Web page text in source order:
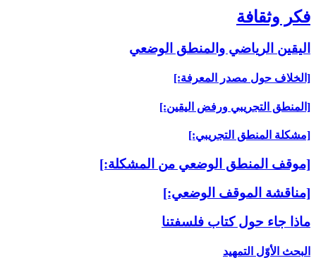
فكر وثقافة
اليقين الرياضي والمنطق الوضعي‏
[الخلاف حول مصدر المعرفة:]
[المنطق التجريبي ورفض اليقين:]
[مشكلة المنطق التجريبي:]
[موقف المنطق الوضعي من المشكلة:]
[مناقشة الموقف الوضعي:]
ماذا جاء حول كتاب فلسفتنا
البحث الأوّل التمهيد